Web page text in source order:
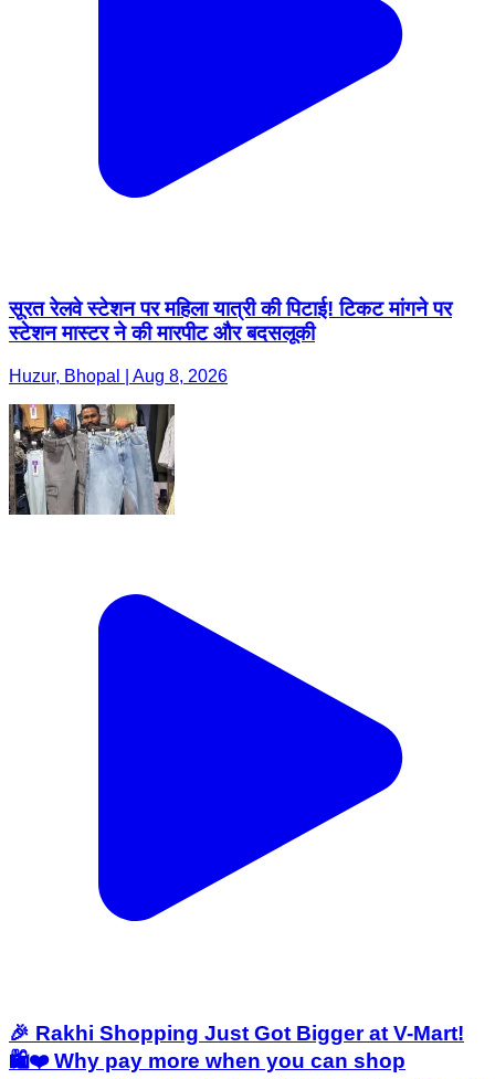
सूरत रेलवे स्टेशन पर महिला यात्री की पिटाई! टिकट मांगने पर
स्टेशन मास्टर ने की मारपीट और बदसलूकी
Huzur, Bhopal | Aug 8, 2026
🎉 Rakhi Shopping Just Got Bigger at V-Mart!
🛍️❤️ Why pay more when you can shop